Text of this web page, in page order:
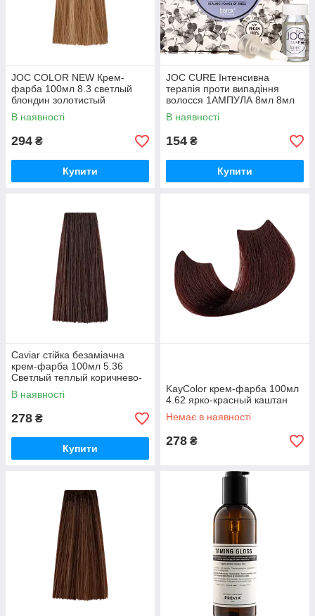
JOC COLOR NEW Крем-
фарба 100мл 8.3 светлый
блондин золотистый
В наявності
294 ₴
Купити
JOC CURE Інтенсивна
терапія проти випадіння
волосся 1АМПУЛА 8мл 8мл
В наявності
154 ₴
Купити
Caviar стійка безаміачна
крем-фарба 100мл 5.36
Светлый теплый коричнево-
каштановый
В наявності
278 ₴
Купити
KayColor крем-фарба 100мл
4.62 ярко-красный каштан
Немає в наявності
278 ₴